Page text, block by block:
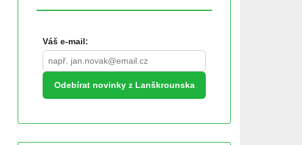
Váš e-mail:
Odebírat novinky z Lanškrounska